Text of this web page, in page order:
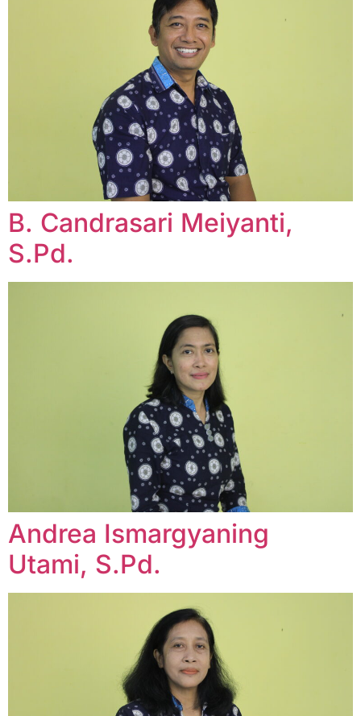
B. Candrasari Meiyanti,
S.Pd.
Andrea Ismargyaning
Utami, S.Pd.